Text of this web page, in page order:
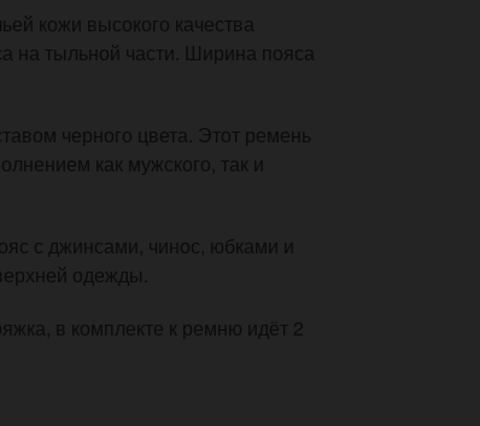
кожи высокого качества
на тыльной части. Ширина пояса
черного цвета. Этот ремень
как мужского, так и
с джинсами, чинос, юбками и
одежды.
в комплекте к ремню идёт 2